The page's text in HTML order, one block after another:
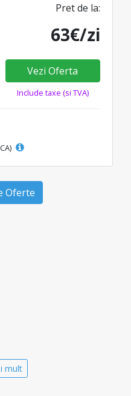
Pret de la:
63€/zi
Vezi Oferta
Include taxe (si TVA)
Oferte
mult